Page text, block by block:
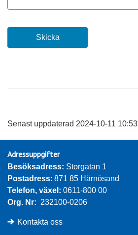
Skicka
Senast uppdaterad 2024-10-11 10:53
Adressuppgifter
Besöksadress: Storgatan 1
Postadress: 871 85 Härnösand
Telefon, växel: 0611-800 00
Org. Nr: 232100-0206
Kontakta oss